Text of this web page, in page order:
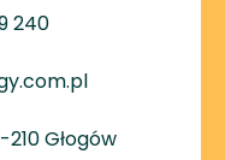
240
Głogów